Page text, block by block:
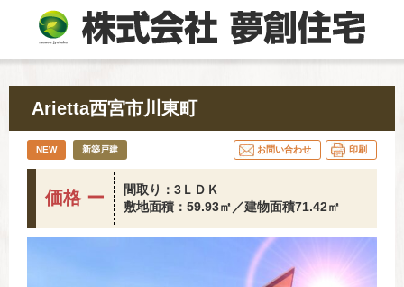
Arietta西宮市川東町
NEW 新築戸建 印刷
お問い合わせ
価格 ー
間取り：3ＬＤＫ
敷地面積：59.93㎡／建物面積71.42㎡